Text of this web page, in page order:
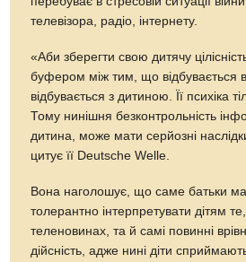
телевізора, радіо, інтернету.
«Аби зберегти свою дитячу
буфером між тим, що відбувається
відбувається з дитиною. Її психіка
Тому нинішня безконтрольність
дитина, може мати серйозні
цитує її Deutsche Welle.
Вона наголошує, що саме батьки
толерантно інтерпретувати дітям
теленовинах, та й самі повинні
дійсність, адже нині діти